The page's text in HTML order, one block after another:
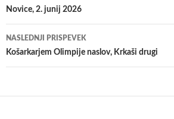
po
prispevkih
Novice, 2. junij 2026
NASLEDNJI PRISPEVEK
Košarkarjem Olimpije naslov, Krkaši drugi